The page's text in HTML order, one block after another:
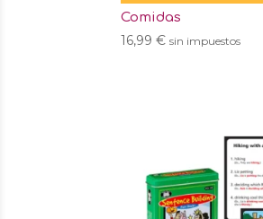
Comidas
16,99€ sin impuestos